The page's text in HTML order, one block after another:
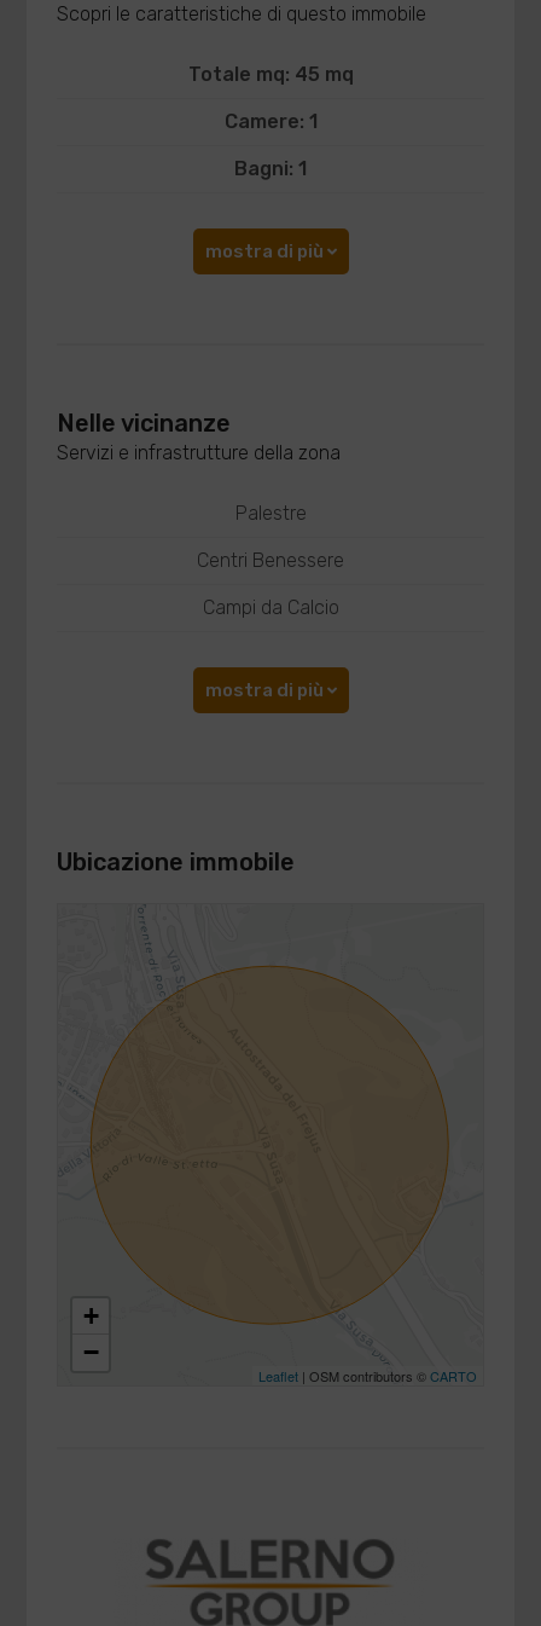
Scopri le caratteristiche di questo immobile
Totale mq: 45 mq
Camere: 1
Bagni: 1
mostra di più
Nelle vicinanze
Servizi e infrastrutture della zona
Palestre
Centri Benessere
Campi da Calcio
mostra di più
Ubicazione immobile
+
−
Leaflet| OSM contributors ©CARTO